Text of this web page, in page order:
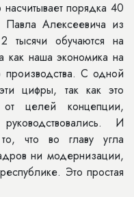
насчитывает порядка 40
Алексеевича из
тысячи обучаются на
как наша экономика на
С одной
цифры, так как это
целей концепции,
И
что во главу угла
ни модернизации,
Это простая